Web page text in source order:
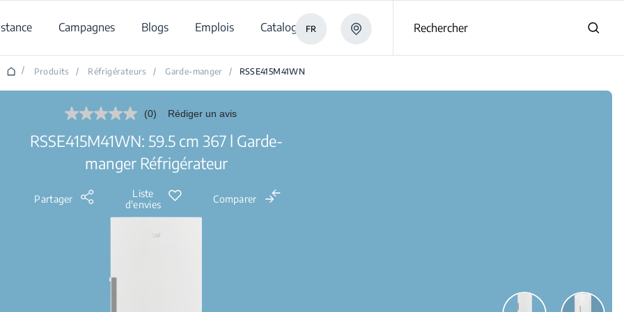
Campagnes Blogs Emplois Catalogues
FR Rechercher
/ Produits / Réfrigérateurs / Garde-manger / RSSE415M41WN
Aucune
de
notation.
Lien
sur
même
page.
(0) Rédiger un avis
RSSE415M41WN: 59.5 cm 367 l Garde-
manger Réfrigérateur
Partager
Liste
d'envies
Comparer